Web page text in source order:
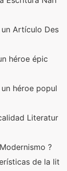
Artículo Des
héroe épic
héroe popul
Literatur
?
de la lit